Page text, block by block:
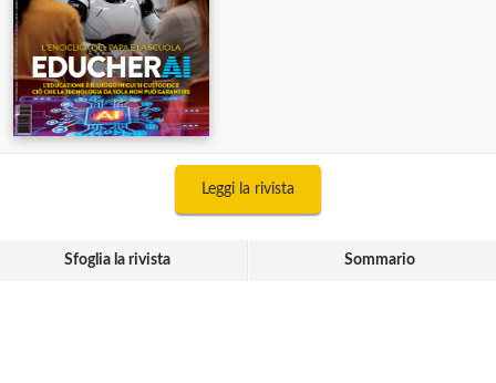
Leggi la rivista
Sfoglia la rivista Sommario